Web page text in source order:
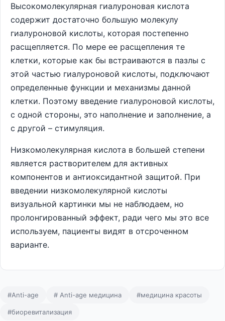
Высокомолекулярная гиалуроновая кислота
содержит достаточно большую молекулу
гиалуроновой кислоты, которая постепенно
расщепляется. По мере ее расщепления те
клетки, которые как бы встраиваются в пазлы с
этой частью гиалуроновой кислоты, подключают
определенные функции и механизмы данной
клетки. Поэтому введение гиалуроновой кислоты,
с одной стороны, это наполнение и заполнение, а
с другой – стимуляция.
Низкомолекулярная кислота в большей степени
является растворителем для активных
компонентов и антиоксидантной защитой. При
введении низкомолекулярной кислоты
визуальной картинки мы не наблюдаем, но
пролонгированный эффект, ради чего мы это все
используем, пациенты видят в отсроченном
варианте.
#Anti-age # Anti-age медицина #медицина красоты
#биоревитализация